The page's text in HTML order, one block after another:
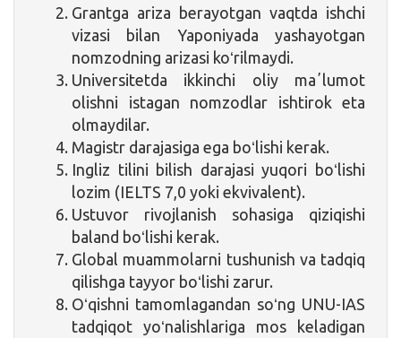
Grantga ariza berayotgan vaqtda ishchi
vizasi bilan Yaponiyada yashayotgan
nomzodning arizasi koʻrilmaydi.
Universitetda ikkinchi oliy maʼlumot
olishni istagan nomzodlar ishtirok eta
olmaydilar.
Magistr darajasiga ega boʻlishi kerak.
Ingliz tilini bilish darajasi yuqori boʻlishi
lozim (IELTS 7,0 yoki ekvivalent).
Ustuvor rivojlanish sohasiga qiziqishi
baland boʻlishi kerak.
Global muammolarni tushunish va tadqiq
qilishga tayyor boʻlishi zarur.
Oʻqishni tamomlagandan soʻng UNU-IAS
tadqiqot yoʻnalishlariga mos keladigan